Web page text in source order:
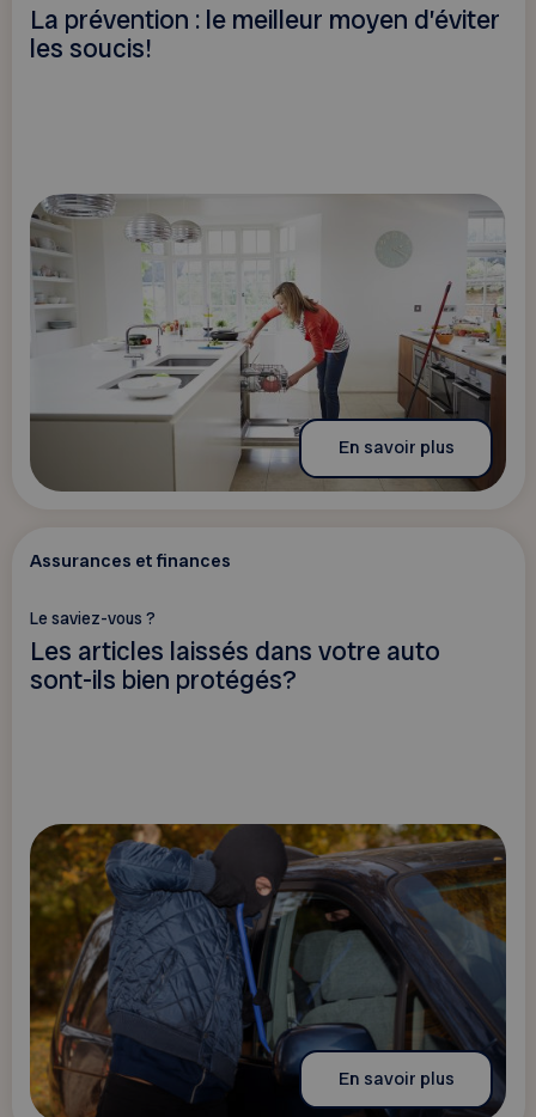
La prévention : le meilleur moyen d’éviter
les soucis!
En savoir plus
Assurances et finances
Le saviez-vous ?
Les articles laissés dans votre auto
sont-ils bien protégés?
En savoir plus